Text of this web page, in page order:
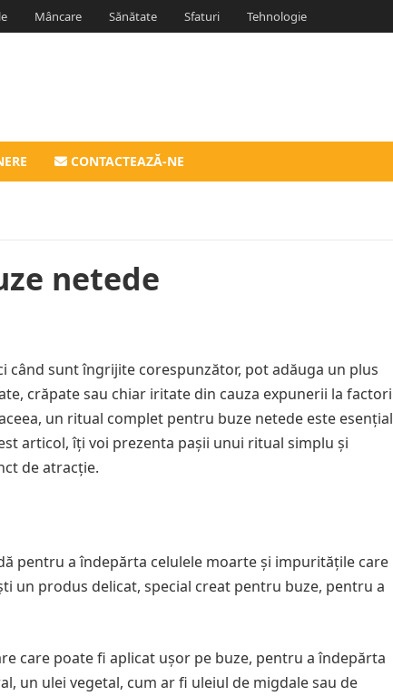
Mâncare Sănătate Sfaturi Tehnologie
CONTACTEAZĂ-NE
netede
când sunt îngrijite corespunzător, pot adăuga un plus
crăpate sau chiar iritate din cauza expunerii la factori
un ritual complet pentru buze netede este esențial
articol, îți voi prezenta pașii unui ritual simplu și
de atracție.
pentru a îndepărta celulele moarte și impuritățile care
un produs delicat, special creat pentru buze, pentru a
care poate fi aplicat ușor pe buze, pentru a îndepărta
un ulei vegetal, cum ar fi uleiul de migdale sau de